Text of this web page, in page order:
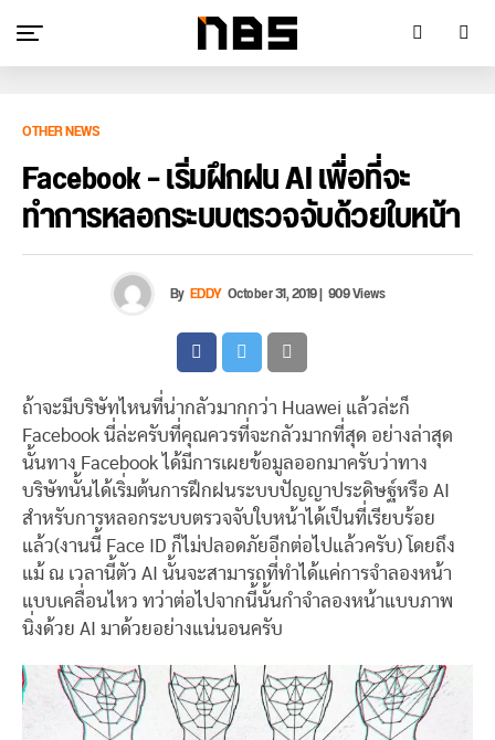
OTHER NEWS
Facebook – เริ่มฝึกฝน AI เพื่อที่จะ
ทำการหลอกระบบตรวจจับด้วยใบหน้า
By EDDY October 31, 2019| 909 Views
ถ้าจะมีบริษัทไหนที่น่ากลัวมากกว่า Huawei แล้วล่ะก็
Facebook นี่ล่ะครับที่คุณควรที่จะกลัวมากที่สุด อย่างล่าสุด
นั้นทาง Facebook ได้มีการเผยข้อมูลออกมาครับว่าทาง
บริษัทนั้นได้เริ่มต้นการฝึกฝนระบบปัญญาประดิษฐ์หรือ AI
สำหรับการหลอกระบบตรวจจับใบหน้าได้เป็นที่เรียบร้อย
แล้ว(งานนี้ Face ID ก็ไม่ปลอดภัยอีกต่อไปแล้วครับ) โดยถึง
แม้ ณ เวลานี้ตัว AI นั้นจะสามารถที่ทำได้แค่การจำลองหน้า
แบบเคลื่อนไหว ทว่าต่อไปจากนี้นั้นกำจำลองหน้าแบบภาพ
นิ่งด้วย AI มาด้วยอย่างแน่นอนครับ